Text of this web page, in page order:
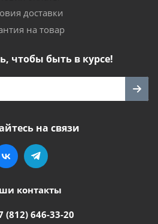
доставки
на товар
чтобы быть в курсе!
на связи
контакты
(812) 646-33-20